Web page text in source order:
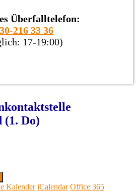
Überfalltelefon:
216 33 36
17-19:00)
(1. Do)
Kalender iCalendar Office 365